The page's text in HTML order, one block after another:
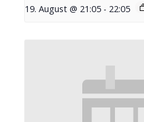
19. August @ 21:05 - 22:05